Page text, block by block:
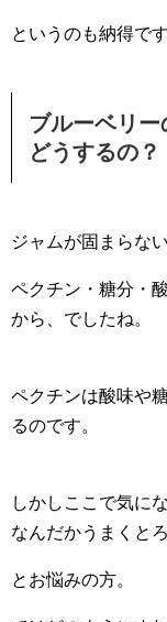
というのも納得で
ブルーベリ
どうするの？
ジャムが固まらな
ペクチン・糖分・
から、でしたね。
ペクチンは酸味や
るのです。
しかしここで気に
なんだかうまくと
とお悩みの方。